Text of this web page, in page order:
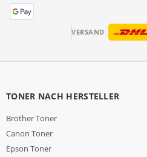
VERSAND
TONER NACH HERSTELLER
Brother Toner
Canon Toner
Epson Toner